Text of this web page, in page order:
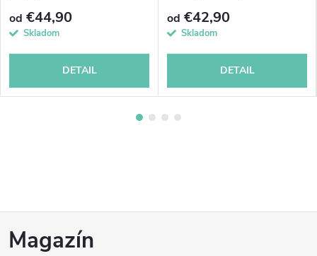
od €44,90
Skladom
DETAIL
od €42,90
Skladom
DETAIL
ZMagazín